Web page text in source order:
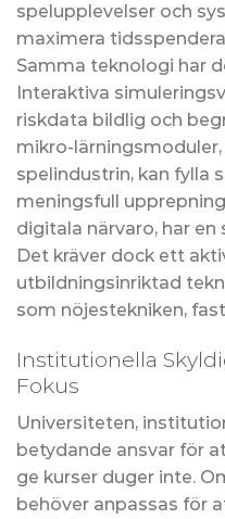
spelupplevelser och
maximera
Samma teknologi har
Interaktiva
riskdata bildlig och
mikro-
spelindustrin, kan fylla
meningsfull
digitala närvaro, har en
Det kräver dock ett
utbildningsinriktad
som nöjestekniken,
Institutionella
Fokus
Universiteten,
betydande ansvar för
ge kurser duger inte.
behöver anpassas för